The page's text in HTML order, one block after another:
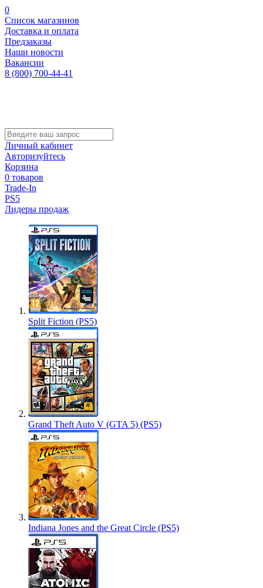
0
Список магазинов
Доставка и оплата
Предзаказы
Наши новости
Вакансии
8 (800) 700-44-41
Личный кабинет
Авторизуйтесь
Корзина
0 товаров
Trade-In
PS5
Лидеры продаж
Split Fiction (PS5)
Grand Theft Auto V (GTA 5) (PS5)
Indiana Jones and the Great Circle (PS5)